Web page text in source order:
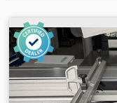
Ruang yang
3000x4200x1800
dibutuhkan sekitar
97447 Gerolzhofen,
Penyerahan dalam
tanpa garansi dan